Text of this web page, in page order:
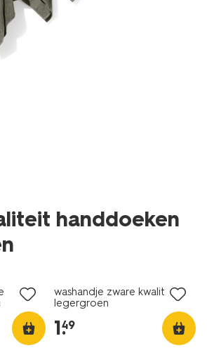
handdoeken
zware-
washandje zware kwaliteit -
legergroen
1.
49